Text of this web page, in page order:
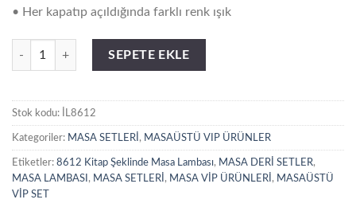
• Her kapatıp açıldığında farklı renk ışık
İL8612 Kitap Şeklinde Masa Lambası adet
SEPETE EKLE
Stok kodu: İL8612
Kategoriler: MASA SETLERİ , MASAÜSTÜ VIP ÜRÜNLER
Etiketler: 8612 Kitap Şeklinde Masa Lambası, MASA DERİ SETLER,
MASA LAMBASI , MASA SETLERİ , MASA VİP ÜRÜNLERİ , MASAÜSTÜ
VİP SET